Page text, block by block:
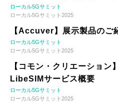
ローカル5Gサミット
ローカル5Gサミット2025
【Accuver】展示製品のご
ローカル5Gサミット
ローカル5Gサミット2025
【コモン・クリエーション
LibeSIMサービス概要
ローカル5Gサミット
ローカル5Gサミット2025